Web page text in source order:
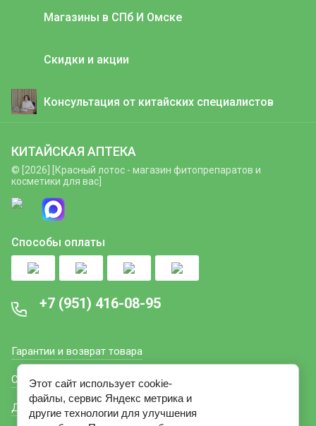
Магазины в СПб И Омске
Скидки и акции
Консультация от китайских специалистов
КИТАЙСКАЯ АПТЕКА
© [2026] [Красный лотос - магазин фитопрепаратов и
косметики для вас]
Способы оплаты
+7 (951) 416-08-95
Гарантии и возврат товара
Способы оплаты
Доставка
Этот сайт использует cookie-
файлы, сервис Яндекс метрика и
другие технологии для улучшения